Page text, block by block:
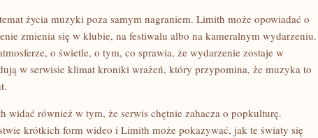
życia muzyki poza samym nagraniem. Limith może opowiadać o
zmienia się w klubie, na festiwalu albo na kameralnym wydarzeniu.
o świetle, o tym, co sprawia, że wydarzenie zostaje w
w serwisie klimat kroniki wrażeń, który przypomina, że muzyka to
widać również w tym, że serwis chętnie zahacza o popkulturę.
krótkich form wideo i Limith może pokazywać, jak te światy się